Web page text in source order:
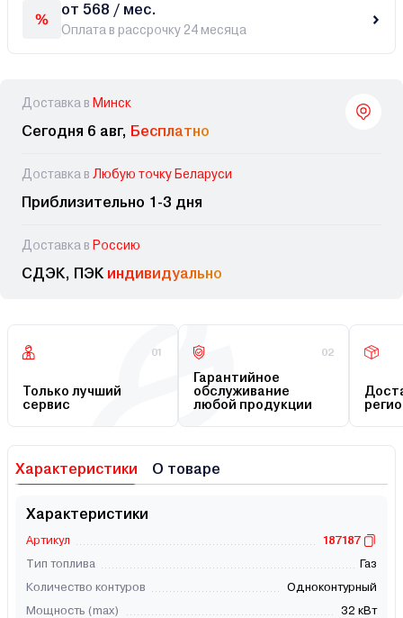
от 568 / мес.
Оплата в рассрочку 24 месяца
Доставка в Минск
Сегодня 6 авг, Бесплатно
Доставка в Любую точку Беларуси
Приблизительно 1-3 дня
Доставка в Россию
СДЭК, ПЭК индивидуально
01
Только лучший
сервис
02
Гарантийное
обслуживание
любой продукции
Характеристики О товаре
Характеристики
Артикул
187187
Тип топлива
Газ
Количество контуров
Одноконтурный
Мощность (max)
32 кВт